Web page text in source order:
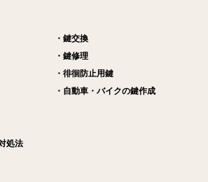
・鍵交換
・鍵修理
・徘徊防止用鍵
・自動車・バイクの鍵作成
処法